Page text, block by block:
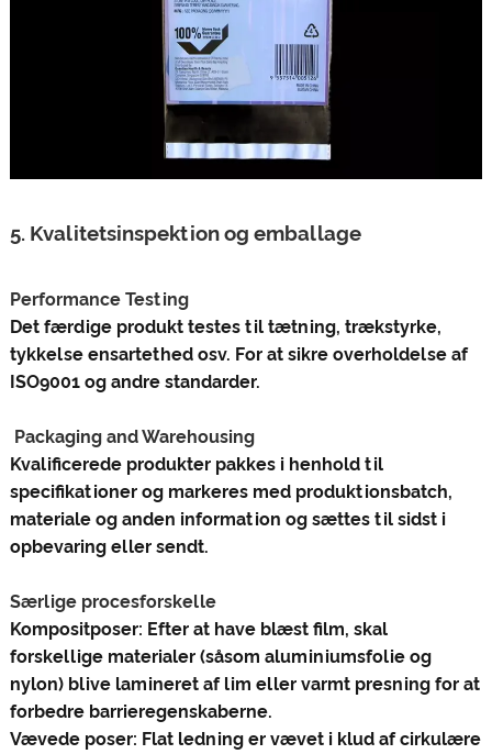
5. Kvalitetsinspektion og emballage
‌Performance Testing‌
Det færdige produkt testes til tætning, trækstyrke,
tykkelse ensartethed osv. For at sikre overholdelse af
ISO9001 og andre standarder‌.
‌ Packaging and Warehousing‌
Kvalificerede produkter pakkes i henhold til
specifikationer og markeres med produktionsbatch,
materiale og anden information og sættes til sidst i
opbevaring eller sendt‌.
Særlige procesforskelle
Kompositposer: Efter at have blæst film, skal
forskellige materialer (såsom aluminiumsfolie og
nylon) blive lamineret af lim eller varmt presning for at
forbedre barrieregenskaberne.
Vævede poser: Flat ledning er vævet i klud af cirkulære